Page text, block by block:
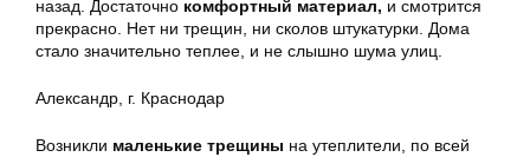
назад. Достаточно комфортный материал, и смотрится
прекрасно. Нет ни трещин, ни сколов штукатурки. Дома
стало значительно теплее, и не слышно шума улиц.
Александр, г. Краснодар
Возникли маленькие трещины на утеплители, по всей